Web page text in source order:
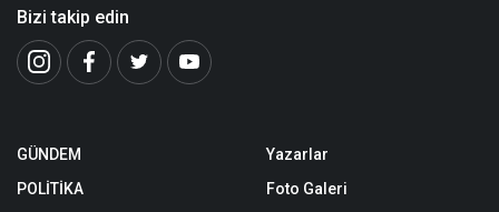
Bizi takip edin
GÜNDEM
POLİTİKA
Yazarlar
Foto Galeri